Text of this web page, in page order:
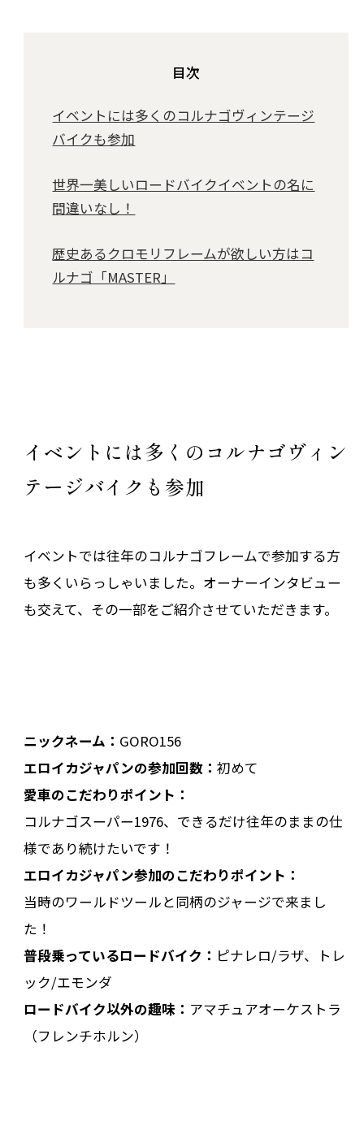
目次
イベントには多くのコルナゴヴィンテージ
バイクも参加
世界一美しいロードバイクイベントの名に
間違いなし！
歴史あるクロモリフレームが欲しい方はコ
ルナゴ「MASTER」
イベントには多くのコルナゴヴィン
テージバイクも参加
イベントでは往年のコルナゴフレームで参加する方
も多くいらっしゃいました。オーナーインタビュー
も交えて、その一部をご紹介させていただきます。
ニックネーム： GORO156
エロイカジャパンの参加回数： 初めて
愛車のこだわりポイント：
コルナゴスーパー1976、できるだけ往年のままの仕
様であり続けたいです！
エロイカジャパン参加のこだわりポイント：
当時のワールドツールと同柄のジャージで来まし
た！
普段乗っているロードバイク： ピナレロ/ラザ、トレ
ック/エモンダ
ロードバイク以外の趣味： アマチュアオーケストラ
（フレンチホルン）